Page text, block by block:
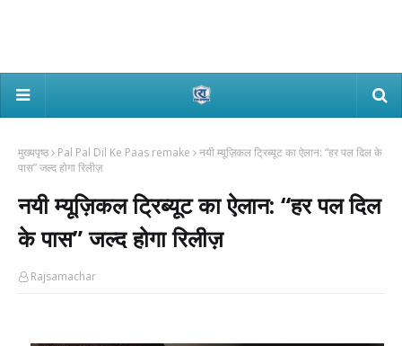
मुख्यपृष्ठ Pal Pal Dil Ke Paas remake
नयी म्यूज़िकल ट्रिब्यूट का ऐलान: “हर पल दिल के
पास” जल्द होगा रिलीज़
नयी म्यूज़िकल ट्रिब्यूट का ऐलान: “हर पल दिल
के पास” जल्द होगा रिलीज़
Rajsamachar